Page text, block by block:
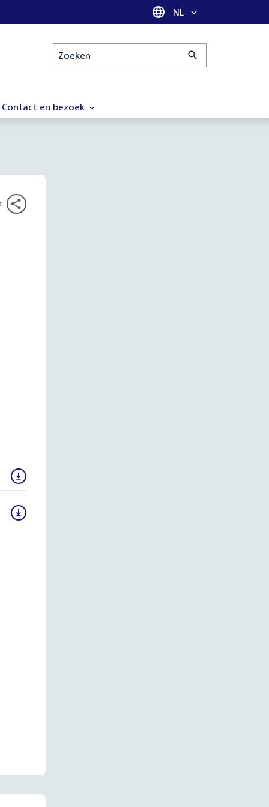
Taal selectie
NL
Zoeken
Contact en bezoek